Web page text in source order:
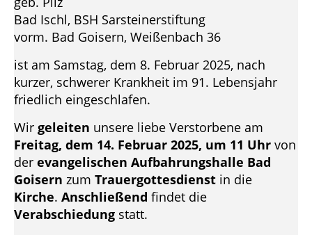
Bad Ischl, BSH Sarsteinerstiftung
vorm. Bad Goisern, Weißenbach 36
ist am Samstag, dem 8. Februar 2025, nach
kurzer, schwerer Krankheit im 91. Lebensjahr
friedlich eingeschlafen.
Wir geleiten unsere liebe Verstorbene am
Freitag, dem 14. Februar 2025, um 11 Uhr von
der evangelischen Aufbahrungshalle Bad
Goisern zum Trauergottesdienst in die
Kirche. Anschließend findet die
Verabschiedung statt.